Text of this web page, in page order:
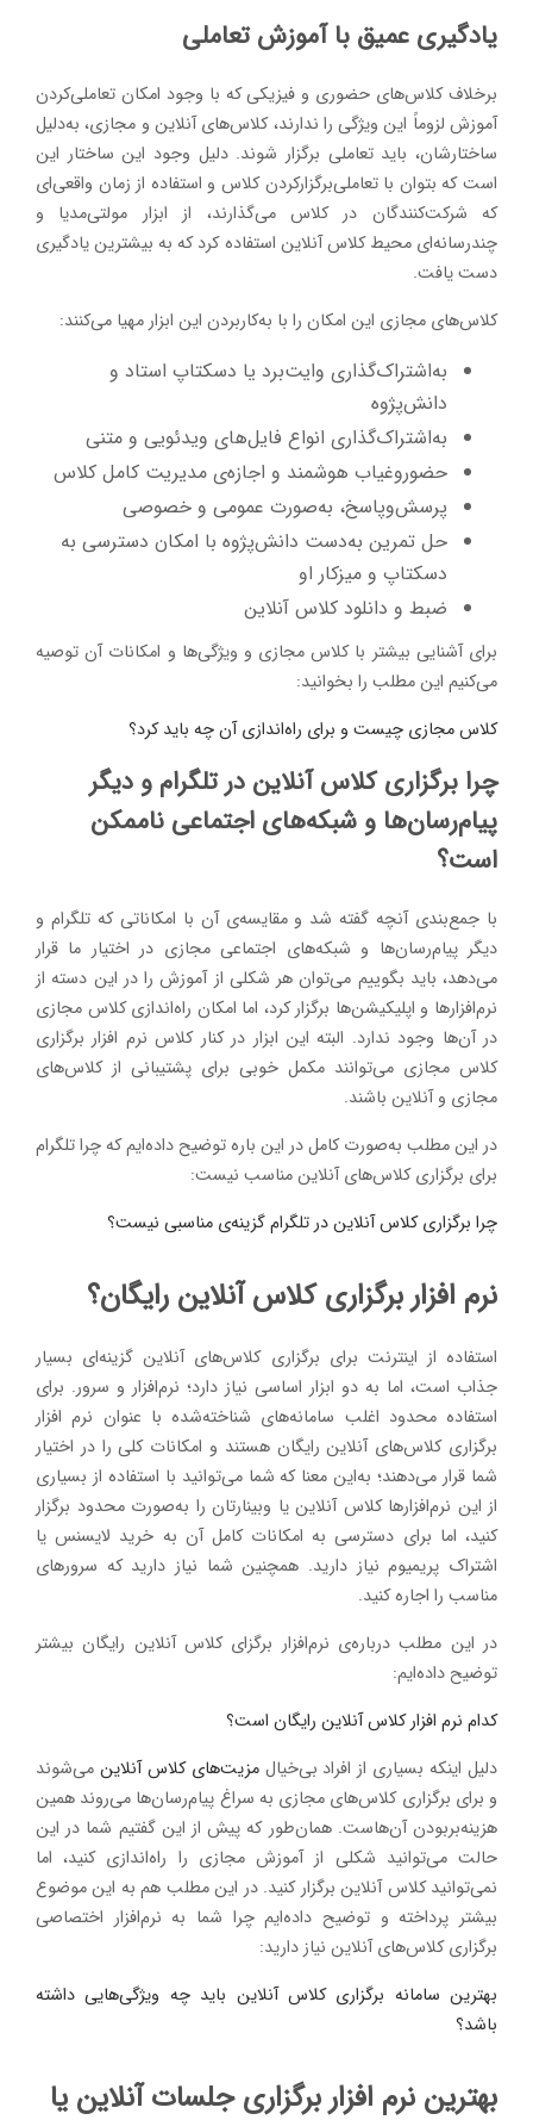
یادگیری عمیق با آموزش تعاملی
برخلاف کلاس‌های حضوری و فیزیکی که با وجود امکان تعاملی‌کردن
آموزش لزوماً این ویژگی را ندارند، کلاس‌های آنلاین و مجازی، به‌دلیل
ساختارشان، باید تعاملی برگزار شوند. دلیل وجود این ساختار این
است که بتوان با تعاملی‌برگزارکردن کلاس و استفاده از زمان واقعی‌ای
که شرکت‌کنندگان در کلاس می‌گذارند، از ابزار مولتی‌مدیا و
چندرسانه‌ای محیط کلاس آنلاین استفاده کرد که به بیشترین یادگیری
دست یافت.
کلاس‌های مجازی این امکان را با به‌کاربردن این ابزار مهیا می‌کنند:
به‌اشتراک‌گذاری وایت‌برد یا دسکتاپ استاد و
دانش‌پژوه
به‌اشتراک‌گذاری انواع فایل‌های ویدئویی و متنی
حضوروغیاب هوشمند و اجازه‌ی مدیریت کامل کلاس
پرسش‌وپاسخ، به‌صورت عمومی و خصوصی
حل تمرین به‌دست دانش‌پژوه با امکان دسترسی به
دسکتاپ و میزکار او
ضبط و دانلود کلاس آنلاین
برای آشنایی بیشتر با کلاس مجازی و ویژگی‌ها و امکانات آن توصیه
می‌کنیم این مطلب را بخوانید:
کلاس مجازی چیست و برای راه‌اندازی آن چه باید کرد؟
چرا برگزاری کلاس آنلاین در تلگرام و دیگر
پیام‌رسان‌ها و شبکه‌های اجتماعی ناممکن
است؟
با جمع‌بندی آنچه گفته شد و مقایسه‌ی آن با امکاناتی که تلگرام و
دیگر پیام‌رسان‌ها و شبکه‌های اجتماعی مجازی در اختیار ما قرار
می‌دهد، باید بگوییم می‌توان هر شکلی از آموزش را در این دسته از
نرم‌افزارها و اپلیکیشن‌ها برگزار کرد، اما امکان راه‌اندازی کلاس مجازی
در آن‌ها وجود ندارد. البته این ابزار در کنار کلاس نرم افزار برگزاری
کلاس مجازی می‌توانند مکمل خوبی برای پشتیبانی از کلاس‌های
مجازی و آنلاین باشند.
در این مطلب به‌صورت کامل در این باره توضیح داده‌ایم که چرا تلگرام
برای برگزاری کلاس‌های آنلاین مناسب نیست:
چرا برگزاری کلاس آنلاین در تلگرام گزینه‌ی مناسبی نیست؟
نرم افزار برگزاری‌ کلاس آنلاین رایگان؟
استفاده از اینترنت برای برگزاری کلاس‌های آنلاین گزینه‌ای بسیار
جذاب است، اما به دو ابزار اساسی نیاز دارد؛ نرم‌افزار و سرور. برای
استفاده محدود اغلب سامانه‌های شناخته‌شده با عنوان نرم افزار
برگزاری کلاس‌های آنلاین رایگان هستند و امکانات کلی را در اختیار
شما قرار می‌دهند؛ به‌این معنا که شما می‌توانید با استفاده از بسیاری
از این نرم‌افزارها کلاس آنلاین یا وبینارتان را به‌صورت محدود برگزار
کنید، اما برای دسترسی به امکانات کامل آن به خرید لایسنس یا
اشتراک پریمیوم نیاز دارید. همچنین شما نیاز دارید که سرورهای
مناسب را اجاره کنید.
در این مطلب درباره‌ی نرم‌افزار برگزای کلاس آنلاین رایگان بیشتر
توضیح داده‌ایم:
کدام نرم افزار کلاس آنلاین رایگان است؟
دلیل اینکه بسیاری از افراد بی‌خیالمزیت‌های کلاس آنلاین می‌شوند
و برای برگزاری کلاس‌های مجازی به سراغ پیام‌رسان‌ها می‌روند همین
هزینه‌بربودن آن‌هاست. همان‌طور که پیش از این گفتیم شما در این
حالت می‌توانید شکلی از آموزش مجازی را راه‌اندازی کنید، اما
نمی‌توانید کلاس آنلاین برگزار کنید. در این مطلب هم به این موضوع
بیشتر پرداخته‌ و توضیح داده‌ایم چرا شما به نرم‌افزار اختصاصی
برگزاری کلاس‌های آنلاین نیاز دارید:
بهترین سامانه برگزاری کلاس آنلاین باید چه ویژگی‌هایی داشته
باشد؟
بهترین نرم افزار برگزاری جلسات آنلاین یا